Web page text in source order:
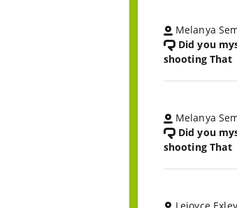
Melanya
Did you
shooting That
Melanya
Did you
shooting That